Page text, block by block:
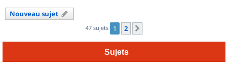
Nouveau sujet
47 sujets 1 2
Sujets